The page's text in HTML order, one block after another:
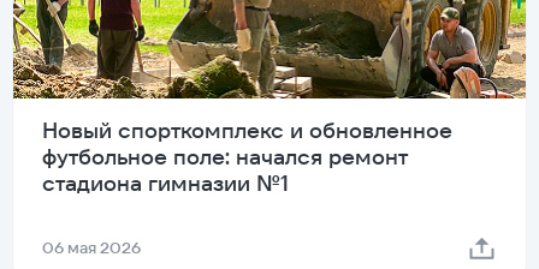
Новый спорткомплекс и обновленное
футбольное поле: начался ремонт
стадиона гимназии №1
06 мая 2026